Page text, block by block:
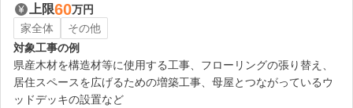
上限60万円
家全体
その他
対象工事の例
県産木材を構造材等に使用する工事、フローリングの張り替え、
居住スペースを広げるための増築工事、母屋とつながっているウ
ッドデッキの設置など